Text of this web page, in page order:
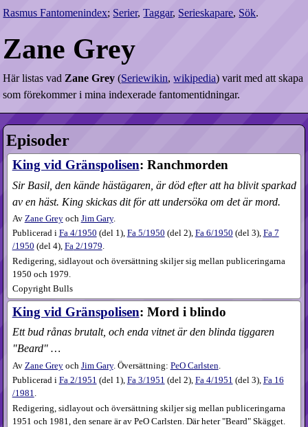
Rasmus Fantomenindex; Serier,Taggar, Serieskapare, Sök.
Zane Grey
Här listas vad Zane Grey (Seriewikin,wikipedia) varit med att skapa
som förekommer i mina indexerade fantomentidningar.
Episoder
King vid Gränspolisen: Ranchmorden
Sir Basil, den kände hästägaren, är död efter att ha blivit sparkad
av en häst. King skickas dit för att undersöka om det är mord.
Av Zane Greyoch Jim Gary.
Publicerad i Fa4​/1950 (del 1), Fa5​/1950 (del 2), Fa6​/1950 (del 3), Fa7​
/1950 (del 4), Fa2​/1979.
Redigering, sidlayout och översättning skiljer sig mellan publiceringarna
1950 och 1979.
Copyright Bulls
King vid Gränspolisen: Mord i blindo
Ett bud rånas brutalt, och enda vitnet är den blinda tiggaren
"Beard" …
Av Zane Greyoch Jim Gary. Översättning: PeO Carlsten
Publicerad i Fa2​/1951 (del 1), Fa3​/1951 (del 2), Fa4​/1951 (del 3), Fa16​
/1981.
Redigering, sidlayout och översättning skiljer sig mellan publiceringarna
1951 och 1981, den senare är av PeO Carlsten. Där heter "Beard" Skägget.